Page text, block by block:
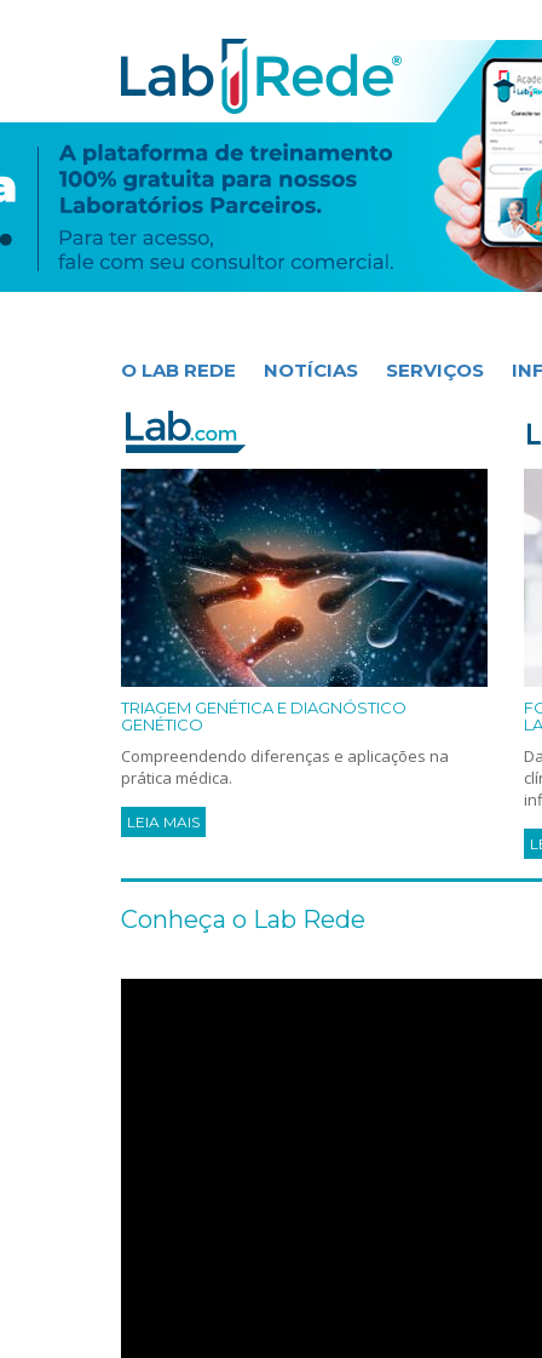
O LAB REDE NOTÍCIAS SERVIÇOS
TRIAGEM GENÉTICA E DIAGNÓSTICO
GENÉTICO
Compreendendo diferenças e aplicações na
prática médica.
LEIA MAIS
Conheça o Lab Rede